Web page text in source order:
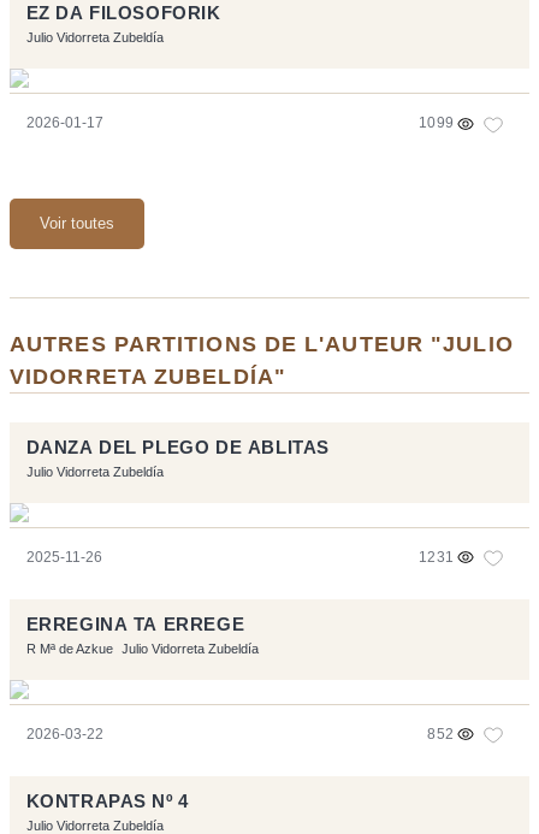
EZ DA FILOSOFORIK
Julio Vidorreta Zubeldía
2026-01-17 1099
Voir toutes
AUTRES PARTITIONS DE L'AUTEUR "JULIO
VIDORRETA ZUBELDÍA"
DANZA DEL PLEGO DE ABLITAS
Julio Vidorreta Zubeldía
2025-11-26 1231
ERREGINA TA ERREGE
R Mª de Azkue Julio Vidorreta Zubeldía
2026-03-22 852
KONTRAPAS Nº 4
Julio Vidorreta Zubeldía